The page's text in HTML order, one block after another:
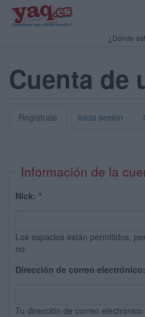
¿Dónde
Cuenta de
Regístrate inicia sesión
Información de la
Nick: *
Los espacios están permitidos,
no.
Dirección de correo electrónico:
Tu dirección de correo